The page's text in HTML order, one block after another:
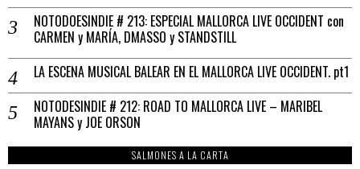
NOTODOESINDIE # 213: ESPECIAL MALLORCA LIVE OCCIDENT con
CARMEN y MARÍA, DMASSO y STANDSTILL
LA ESCENA MUSICAL BALEAR EN EL MALLORCA LIVE OCCIDENT. pt1
NOTODESINDIE # 212: ROAD TO MALLORCA LIVE – MARIBEL
MAYANS y JOE ORSON
SALMONES A LA CARTA